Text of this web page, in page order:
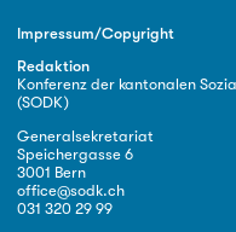
Impressum/Copyright
Redaktion
Konferenz der kantonalen
(SODK)
Generalsekretariat
Speichergasse 6
3001 Bern
office@sodk.ch
031 320 29 99